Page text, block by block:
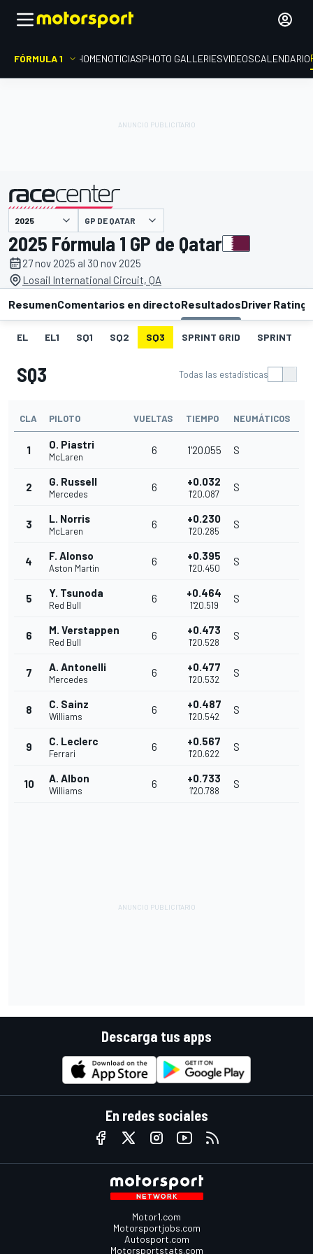
FÓRMULA 1 HOMENOTICIASPHOTO GALLERIESVIDEOSCALENDARIO
presentado por GP DE QATAR
2025 Fórmula 1 GP de Qatar
27 nov 2025 al 30 nov 2025
Losail International Circuit, QA
ResumenComentarios en directoResultadosDriver Ratings
EL EL1 SQ1 SQ2 SQ3 SPRINT GRID SPRINT
SQ3 Todas las estadísticas
CLA PILOTO VUELTAS TIEMPO NEUMÁTICOS
1 O. Piastri
McLaren
6 1'20.055 S
2 G. Russell
Mercedes
6 +0.032
1'20.087
S
3 L. Norris
McLaren
6 +0.230
1'20.285
S
4 F. Alonso
Aston Martin
6 +0.395
1'20.450
S
5 Y. Tsunoda
Red Bull
6 +0.464
1'20.519
S
6 M. Verstappen
Red Bull
6 +0.473
1'20.528
S
7 A. Antonelli
Mercedes
6 +0.477
1'20.532
S
8 C. Sainz
Williams
6 +0.487
1'20.542
S
9 C. Leclerc
Ferrari
6 +0.567
1'20.622
S
10 A. Albon
Williams
6 +0.733
1'20.788
S
Descarga tus apps
En redes sociales
Motor1.com
Motorsportjobs.com
Autosport.com
Motorsportstats.com